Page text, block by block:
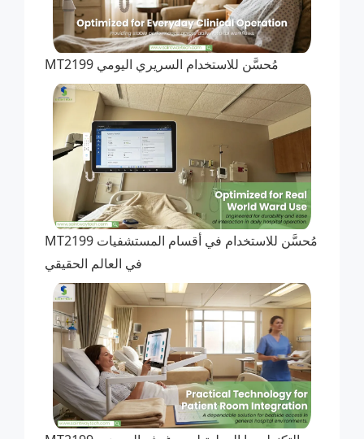
مُحسَّن للاستخدام السريري اليومي MT2199
MT2199 مُحسَّن للاستخدام في أقسام المستشفيات
في العالم الحقيقي